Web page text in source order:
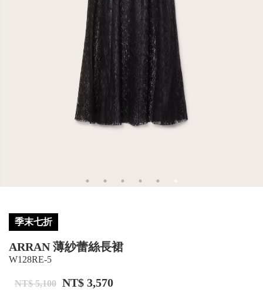
季末七折
ARRAN 薄紗蕾絲長裙
W128RE-5
NT$ 5,100 NT$ 3,570